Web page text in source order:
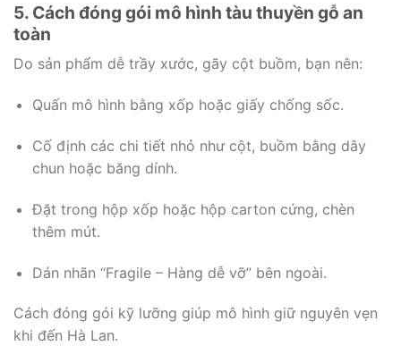
5. Cách đóng gói mô hình tàu thuyền gỗ an
toàn
Do sản phẩm dễ trầy xước, gãy cột buồm, bạn nên:
Quấn mô hình bằng xốp hoặc giấy chống sốc.
Cố định các chi tiết nhỏ như cột, buồm bằng dây
chun hoặc băng dính.
Đặt trong hộp xốp hoặc hộp carton cứng, chèn
thêm mút.
Dán nhãn “Fragile – Hàng dễ vỡ” bên ngoài.
Cách đóng gói kỹ lưỡng giúp mô hình giữ nguyên vẹn
khi đến Hà Lan.